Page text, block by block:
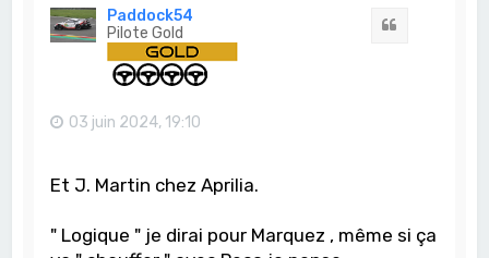
Paddock54
Pilote Gold
03 juin 2024, 19:10
Et J. Martin chez Aprilia.
" Logique " je dirai pour Marquez , même si ça